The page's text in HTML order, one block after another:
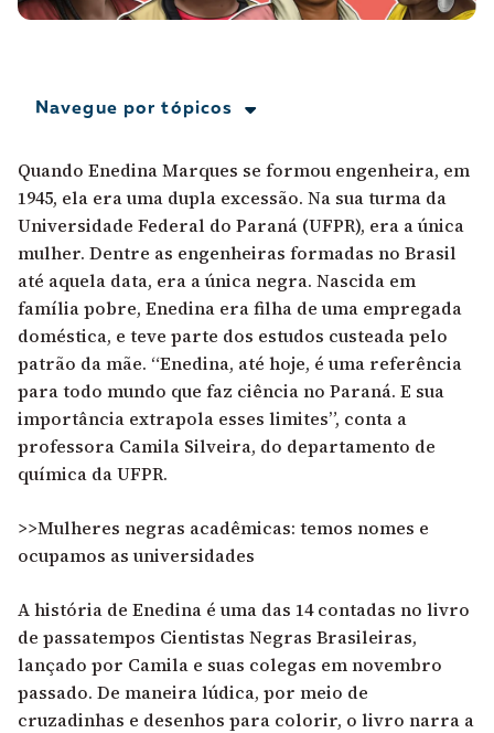
esse trabalho precisa da sua doação!
Navegue por tópicos
Quando Enedina Marques se formou engenheira, em
1945, ela era uma dupla excessão. Na sua turma da
Universidade Federal do Paraná (UFPR), era a única
mulher. Dentre as engenheiras formadas no Brasil
até aquela data, era a única negra. Nascida em
família pobre, Enedina era filha de uma empregada
doméstica, e teve parte dos estudos custeada pelo
patrão da mãe. “Enedina, até hoje, é uma referência
para todo mundo que faz ciência no Paraná. E sua
importância extrapola esses limites”, conta a
professora Camila Silveira, do departamento de
química da UFPR.
>>Mulheres negras acadêmicas: temos nomes e
ocupamos as universidades
A história de Enedina é uma das 14 contadas no livro
de passatempos Cientistas Negras Brasileiras,
lançado por Camila e suas colegas em novembro
passado. De maneira lúdica, por meio de
cruzadinhas e desenhos para colorir, o livro narra a